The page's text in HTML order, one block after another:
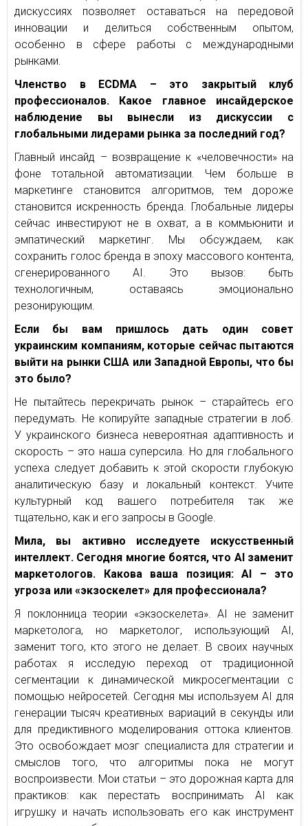
дискуссиях позволяет оставаться на передовой
инновации и делиться собственным опытом,
особенно в сфере работы с международными
рынками.
Членство в ECDMA – это закрытый клуб
профессионалов. Какое главное инсайдерское
наблюдение вы вынесли из дискуссии с
глобальными лидерами рынка за последний год?
Главный инсайд – возвращение к «человечности» на
фоне тотальной автоматизации. Чем больше в
маркетинге становится алгоритмов, тем дороже
становится искренность бренда. Глобальные лидеры
сейчас инвестируют не в охват, а в коммьюнити и
эмпатический маркетинг. Мы обсуждаем, как
сохранить голос бренда в эпоху массового контента,
сгенерированного AI. Это вызов: быть
технологичным, оставаясь эмоционально
резонирующим.
Если бы вам пришлось дать один совет
украинским компаниям, которые сейчас пытаются
выйти на рынки США или Западной Европы, что бы
это было?
Не пытайтесь перекричать рынок – старайтесь его
передумать. Не копируйте западные стратегии в лоб.
У украинского бизнеса невероятная адаптивность и
скорость – это наша суперсила. Но для глобального
успеха следует добавить к этой скорости глубокую
аналитическую базу и локальный контекст. Учите
культурный код вашего потребителя так же
тщательно, как и его запросы в Google.
Мила, вы активно исследуете искусственный
интеллект. Сегодня многие боятся, что AI заменит
маркетологов. Какова ваша позиция: AI – это
угроза или «экзоскелет» для профессионала?
Я поклонница теории «экзоскелета». AI не заменит
маркетолога, но маркетолог, использующий AI,
заменит того, кто этого не делает. В своих научных
работах я исследую переход от традиционной
сегментации к динамической микросегментации с
помощью нейросетей. Сегодня мы используем AI для
генерации тысяч креативных вариаций в секунды или
для предиктивного моделирования оттока клиентов.
Это освобождает мозг специалиста для стратегии и
смыслов того, что алгоритмы пока не могут
воспроизвести. Мои статьи – это дорожная карта для
практиков: как перестать воспринимать AI как
игрушку и начать использовать его как инструмент